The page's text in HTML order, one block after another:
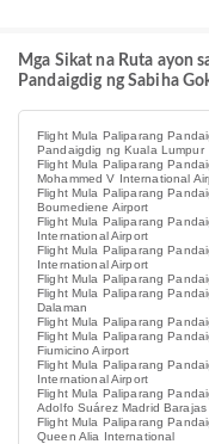
Mga Sikat na Ruta ayon
Pandaigdig ng Sabiha
Flight Mula Paliparang
Pandaigdig ng Kuala Lumpur
Flight Mula Paliparang
Mohammed V International
Flight Mula Paliparang
Boumediene Airport
Flight Mula Paliparang
International Airport
Flight Mula Paliparang
International Airport
Flight Mula Paliparang
Flight Mula Paliparang
Dalaman
Flight Mula Paliparang
Flight Mula Paliparang
Fiumicino Airport
Flight Mula Paliparang
International Airport
Flight Mula Paliparang
Adolfo Suárez Madrid Barajas
Flight Mula Paliparang
Queen Alia International